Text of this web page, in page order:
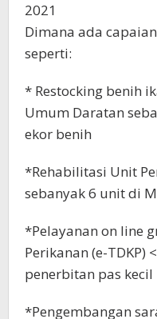
2021
Dimana ada
seperti:
* Restocking benih
Umum Daratan
ekor benih
*Rehabilitasi Unit
sebanyak 6 unit di
*Pelayanan on line
Perikanan (e-TDKP)
penerbitan pas kecil
*Pengembangan